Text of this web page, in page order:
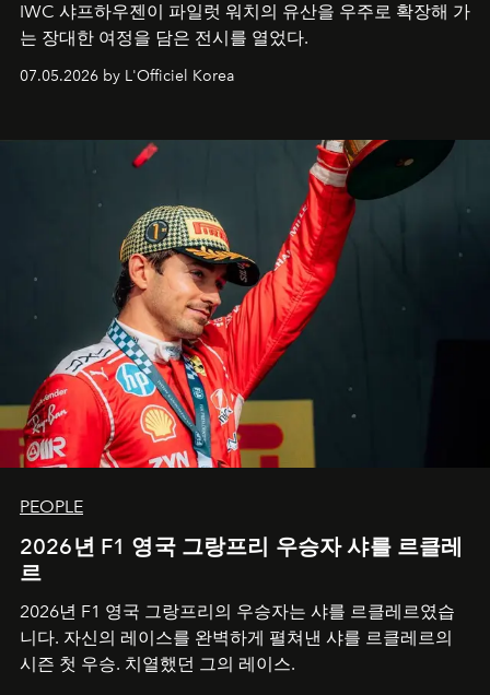
IWC 샤프하우젠이 파일럿 워치의 유산을 우주로 확장해 가
는 장대한 여정을 담은 전시를 열었다.
07.05.2026 by L'Officiel Korea
PEOPLE
2026년 F1 영국 그랑프리 우승자 샤를 르클레
르
2026년 F1 영국 그랑프리의 우승자는 샤를 르클레르였습
니다. 자신의 레이스를 완벽하게 펼쳐낸 샤를 르클레르의
시즌 첫 우승. 치열했던 그의 레이스.